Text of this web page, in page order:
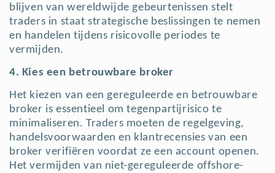
blijven van wereldwijde gebeurtenissen stelt
traders in staat strategische beslissingen te nemen
en handelen tijdens risicovolle periodes te
vermijden.
4. Kies een betrouwbare broker
Het kiezen van een gereguleerde en betrouwbare
broker is essentieel om tegenpartijrisico te
minimaliseren. Traders moeten de regelgeving,
handelsvoorwaarden en klantrecensies van een
broker verifiëren voordat ze een account openen.
Het vermijden van niet-gereguleerde offshore-